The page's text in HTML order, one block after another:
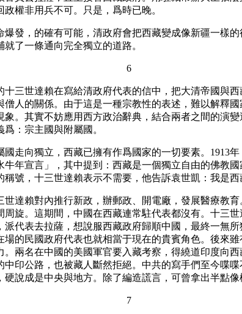
政權非用兵不可。只是，爲時已晚。
發，的確有可能，清政府會把西藏變成像新疆一樣的
了一條通向完全獨立的道路。
6
三世達賴在寫給清政府代表的信中，把大清帝國與西
僧人的關係。由于這是一種宗教性的表述，難以解釋
象。其實不妨應用西方政治辭典，結合兩者之間的演
：宗主國與附屬國。
走向獨立，西藏已擁有作爲國家的一切要素。1913
牛年宣言」，其中提到：西藏是一個獨立自由的佛教
稱號，十三世達賴表示不需要，他告訴袁世凱：我是西
達賴對內推行新政，辦郵政、開電廠，發展醫療教
周旋。這期間，中國在西藏連常駐代表都沒有。十三
派代表去拉薩，想說服西藏政府歸順中國，最終一無所
場的民國政府代表也就相當于現在的貴賓角色。後來
。兩名在中國的美國軍官要入藏考察，得繞道印度向
中印公路，也被藏人斷然拒絕。中共的寫手們至今喋
硬說成是中央與地方。除了編造謊言，可曾拿出半點像
7